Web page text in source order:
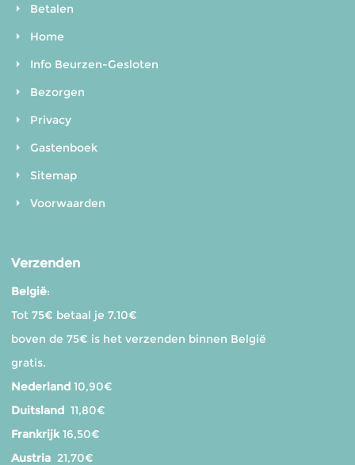
Betalen
Home
Info Beurzen-Gesloten
Bezorgen
Privacy
Gastenboek
Sitemap
Voorwaarden
Verzenden
België:
Tot 75€ betaal je 7.10€
boven de 75€ is het verzenden binnen België
gratis.
Nederland10,90€
Duitsland11,80€
Frankrijk16,50€
Austria21,70€